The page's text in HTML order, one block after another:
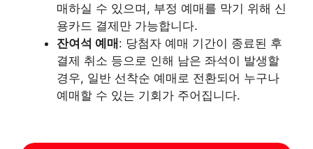
매하실 수 있으며, 부정 예매를 막기 위해 신
용카드 결제만 가능합니다.
잔여석 예매: 당첨자 예매 기간이 종료된 후
결제 취소 등으로 인해 남은 좌석이 발생할
경우, 일반 선착순 예매로 전환되어 누구나
예매할 수 있는 기회가 주어집니다.